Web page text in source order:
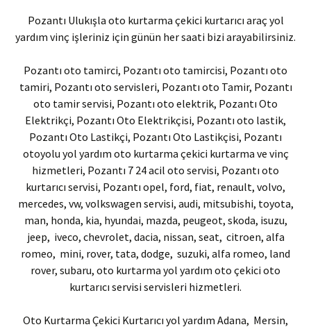
Pozantı Ulukışla oto kurtarma çekici kurtarıcı araç yol
yardım vinç işleriniz için günün her saati bizi arayabilirsiniz.
Pozantı oto tamirci, Pozantı oto tamircisi, Pozantı oto
tamiri, Pozantı oto servisleri, Pozantı oto Tamir, Pozantı
oto tamir servisi, Pozantı oto elektrik, Pozantı Oto
Elektrikçi, Pozantı Oto Elektrikçisi, Pozantı oto lastik,
Pozantı Oto Lastikçi, Pozantı Oto Lastikçisi, Pozantı
otoyolu yol yardım oto kurtarma çekici kurtarma ve vinç
hizmetleri, Pozantı 7 24 acil oto servisi, Pozantı oto
kurtarıcı servisi, Pozantı opel, ford, fiat, renault, volvo,
mercedes, vw, volkswagen servisi, audi, mitsubishi, toyota,
man, honda, kia, hyundai, mazda, peugeot, skoda, isuzu,
jeep, iveco, chevrolet, dacia, nissan, seat, citroen, alfa
romeo, mini, rover, tata, dodge, suzuki, alfa romeo, land
rover, subaru, oto kurtarma yol yardım oto çekici oto
kurtarıcı servisi servisleri hizmetleri.
Oto Kurtarma Çekici Kurtarıcı yol yardım Adana, Mersin,